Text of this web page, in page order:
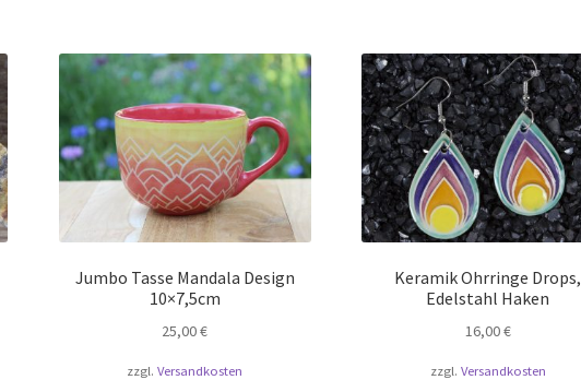
Jumbo Tasse Mandala Design
10×7,5cm
25,00€
zzgl.Versandkosten
Keramik Ohrringe Drops,
Edelstahl Haken
16,00€
zzgl. Versandkosten